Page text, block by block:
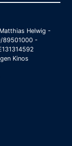
Helwig -
89501000 -
Kinos